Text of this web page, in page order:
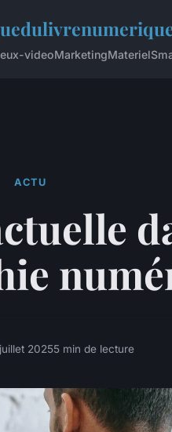
videoMarketingMateriel
ACTU
20255 min de lecture